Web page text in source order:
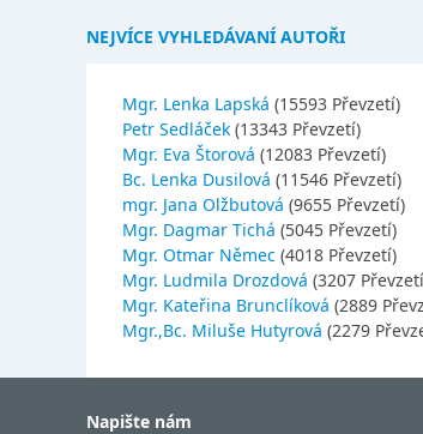
NEJVÍCE VYHLEDÁVANÍ AUTOŘI
Mgr. Lenka Lapská (15593 Převzetí)
Petr Sedláček (13343 Převzetí)
Mgr. Eva Štorová (12083 Převzetí)
Bc. Lenka Dusilová (11546 Převzetí)
mgr. Jana Olžbutová (9655 Převzetí)
Mgr. Dagmar Tichá (5045 Převzetí)
Mgr. Otmar Němec (4018 Převzetí)
Mgr. Ludmila Drozdová (3207
Mgr. Kateřina Brunclíková (2889
Mgr.,Bc. Miluše Hutyrová (2279
Napište nám